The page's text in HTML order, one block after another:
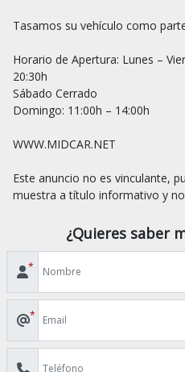
Tasamos su vehículo como
Horario de Apertura: Lunes –
20:30h
Sábado Cerrado
Domingo: 11:00h – 14:00h
WWW.MIDCAR.NET
Este anuncio no es vinculante,
¿Quieres saber
*
*